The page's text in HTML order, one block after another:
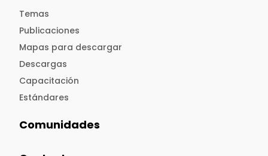
Temas
Publicaciones
Mapas para descargar
Descargas
Capacitación
Estándares
Comunidades